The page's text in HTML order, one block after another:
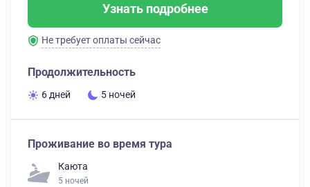
Узнать подробнее
Не требует оплаты сейчас
Продолжительность
6 дней 5 ночей
Проживание во время тура
Каюта
5 ночей